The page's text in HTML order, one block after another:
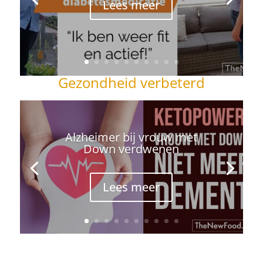
Lees meer
Gezondheid verbeterd
Alzheimer bij vrouw met
Down verdwenen
Lees meer